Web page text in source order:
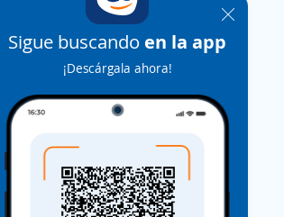
Sigue buscando en la app
¡Descárgala ahora!